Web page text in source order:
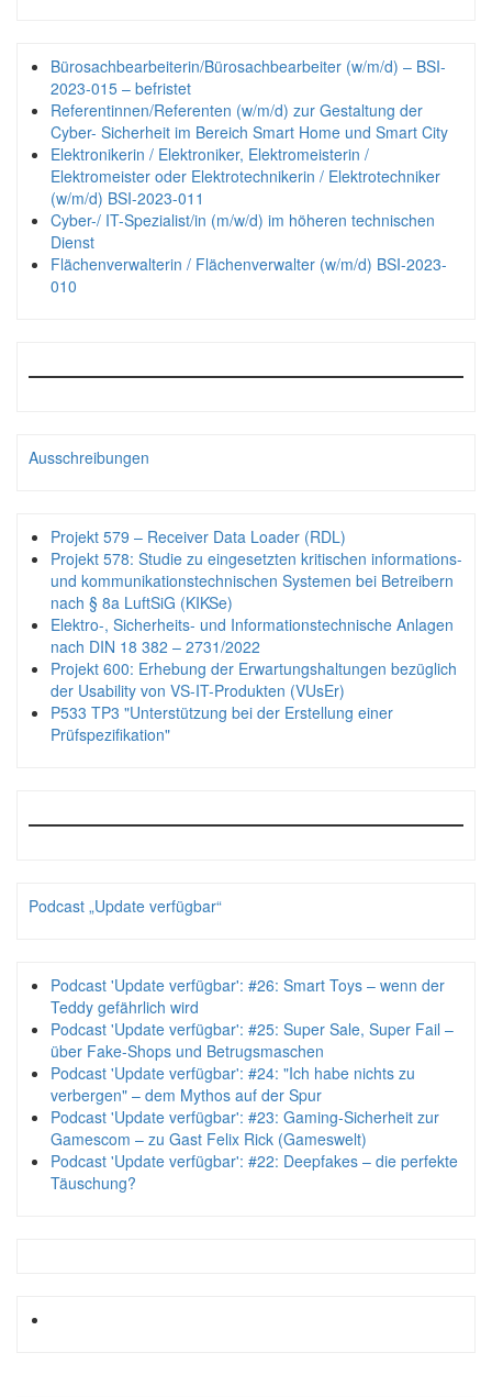
Bürosachbearbeiterin/Bürosachbearbeiter (w/m/d) – BSI-
2023-015 – befristet
Referentinnen/Referenten (w/m/d) zur Gestaltung der
Cyber- Sicherheit im Bereich Smart Home und Smart City
Elektronikerin / Elektroniker, Elektromeisterin /
Elektromeister oder Elektrotechnikerin / Elektrotechniker
(w/m/d) BSI-2023-011
Cyber-/ IT-Spezialist/in (m/w/d) im höheren technischen
Dienst
Flächenverwalterin / Flächenverwalter (w/m/d) BSI-2023-
010
Ausschreibungen
Projekt 579 – Receiver Data Loader (RDL)
Projekt 578: Studie zu eingesetzten kritischen informations-
und kommunikationstechnischen Systemen bei Betreibern
nach § 8a LuftSiG (KIKSe)
Elektro-, Sicherheits- und Informationstechnische Anlagen
nach DIN 18 382 – 2731/2022
Projekt 600: Erhebung der Erwartungshaltungen bezüglich
der Usability von VS-IT-Produkten (VUsEr)
P533 TP3 "Unterstützung bei der Erstellung einer
Prüfspezifikation"
Podcast „Update verfügbar“
Podcast 'Update verfügbar': #26: Smart Toys – wenn der
Teddy gefährlich wird
Podcast 'Update verfügbar': #25: Super Sale, Super Fail –
über Fake-Shops und Betrugsmaschen
Podcast 'Update verfügbar': #24: "Ich habe nichts zu
verbergen" – dem Mythos auf der Spur
Podcast 'Update verfügbar': #23: Gaming-Sicherheit zur
Gamescom – zu Gast Felix Rick (Gameswelt)
Podcast 'Update verfügbar': #22: Deepfakes – die perfekte
Täuschung?